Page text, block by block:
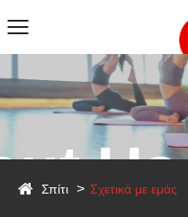
Us
Σπίτι Σχετικά με εμάς